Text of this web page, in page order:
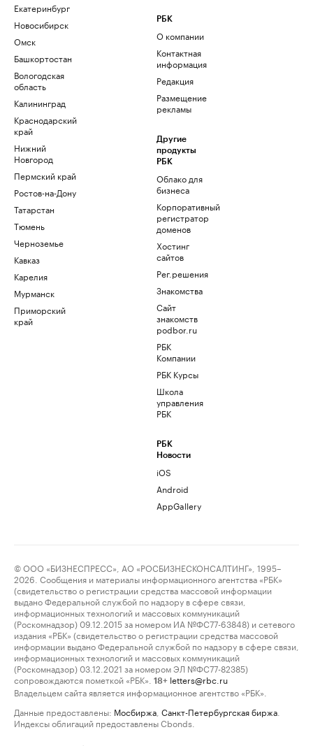
Екатеринбург
Новосибирск
Омск
Башкортостан
Вологодская
область
Калининград
Краснодарский
край
Нижний
Новгород
Пермский край
Ростов-на-Дону
Татарстан
Тюмень
Черноземье
Кавказ
Карелия
Мурманск
Приморский
край
РБК
О компании
Контактная
информация
Редакция
Размещение
рекламы
Другие
продукты
РБК
Облако для
бизнеса
Корпоративный
регистратор
доменов
Хостинг
сайтов
Рег.решения
Знакомства
Сайт
знакомств
podbor.ru
РБК
Компании
РБК Курсы
Школа
управления
РБК
РБК
Новости
iOS
Android
AppGallery
© ООО «БИЗНЕСПРЕСС», АО «РОСБИЗНЕСКОНСАЛТИНГ», 1995–
2026. Сообщения и материалы информационного агентства «РБК»
(свидетельство о регистрации средства массовой информации
выдано Федеральной службой по надзору в сфере связи,
информационных технологий и массовых коммуникаций
(Роскомнадзор) 09.12.2015 за номером ИА №ФС77-63848) и сетевого
издания «РБК» (свидетельство о регистрации средства массовой
информации выдано Федеральной службой по надзору в сфере связи,
информационных технологий и массовых коммуникаций
(Роскомнадзор) 03.12.2021 за номером ЭЛ №ФС77-82385)
сопровождаются пометкой «РБК».
18+ letters@rbc.ru
Владельцем сайта является информационное агентство «РБК».
Данные предоставлены: Мосбиржа Санкт-Петербургская биржа
Индексы облигаций предоставлены Cbonds.